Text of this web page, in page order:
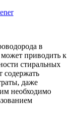
в
приводить к
стиральных
содержать
даже
необходимо